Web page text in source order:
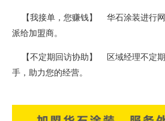
【我接单，您赚钱】 华石涂装进行网
派给加盟商。
【不定期回访协助】 区域经理不定期
手，助力您的经营。